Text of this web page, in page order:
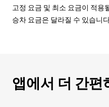
고정 요금 및 최소 요금이 적용
승차 요금은 달라질 수 있습니
앱에서 더 간편